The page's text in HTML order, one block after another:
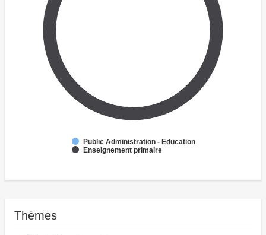
Public Administration - Education
Enseignement primaire
Thèmes